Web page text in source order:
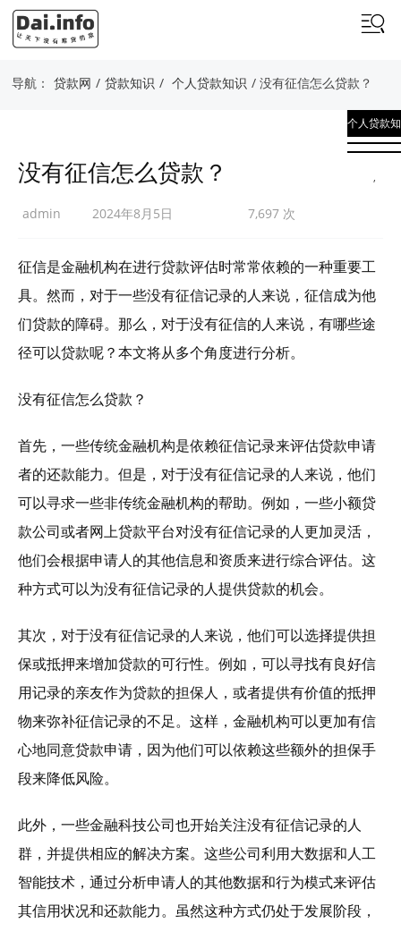
导航： 贷款网 / 贷款知识 / 个人贷款知识 / 没有征信怎么贷款？
个人贷款知
识
,
没有征信怎么贷款？
admin 2024年8月5日 7,697 次
征信是金融机构在进行贷款评估时常常依赖的一种重要工
具。然而，对于一些没有征信记录的人来说，征信成为他
们贷款的障碍。那么，对于没有征信的人来说，有哪些途
径可以贷款呢？本文将从多个角度进行分析。
没有征信怎么贷款？
首先，一些传统金融机构是依赖征信记录来评估贷款申请
者的还款能力。但是，对于没有征信记录的人来说，他们
可以寻求一些非传统金融机构的帮助。例如，一些小额贷
款公司或者网上贷款平台对没有征信记录的人更加灵活，
他们会根据申请人的其他信息和资质来进行综合评估。这
种方式可以为没有征信记录的人提供贷款的机会。
其次，对于没有征信记录的人来说，他们可以选择提供担
保或抵押来增加贷款的可行性。例如，可以寻找有良好信
用记录的亲友作为贷款的担保人，或者提供有价值的抵押
物来弥补征信记录的不足。这样，金融机构可以更加有信
心地同意贷款申请，因为他们可以依赖这些额外的担保手
段来降低风险。
此外，一些金融科技公司也开始关注没有征信记录的人
群，并提供相应的解决方案。这些公司利用大数据和人工
智能技术，通过分析申请人的其他数据和行为模式来评估
其信用状况和还款能力。虽然这种方式仍处于发展阶段，